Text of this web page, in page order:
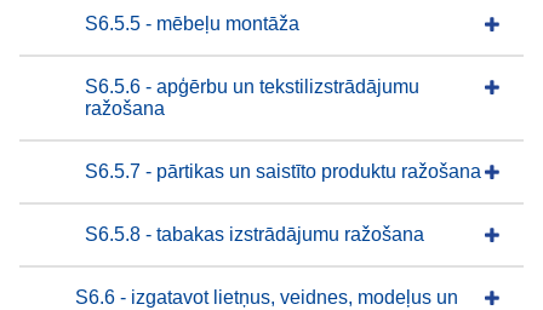
S6.5.5 - mēbeļu montāža
S6.5.6 - apģērbu un tekstilizstrādājumu
ražošana
S6.5.7 - pārtikas un saistīto produktu ražošana
S6.5.8 - tabakas izstrādājumu ražošana
S6.6 - izgatavot lietņus, veidnes, modeļus un